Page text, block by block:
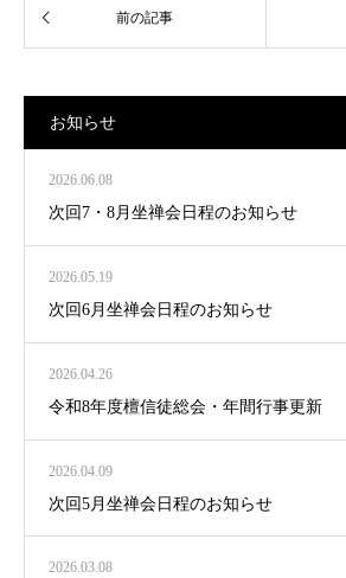
お知らせ
2026.06.08
次回7・8月坐禅会日程のお知らせ
2026.05.19
次回6月坐禅会日程のお知らせ
2026.04.26
令和8年度檀信徒総会・年間行事更新
2026.04.09
次回5月坐禅会日程のお知らせ
2026.03.08